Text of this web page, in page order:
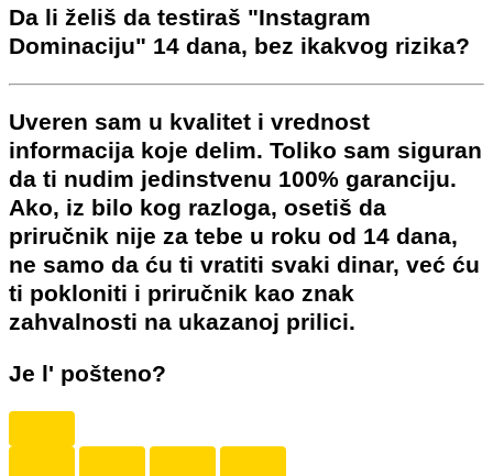
Da li želiš da testiraš "Instagram
Dominaciju" 14 dana, bez ikakvog rizika?
Uveren sam u kvalitet i vrednost
informacija koje delim. Toliko sam siguran
da ti nudim jedinstvenu 100% garanciju.
Ako, iz bilo kog razloga, osetiš da
priručnik nije za tebe u roku od 14 dana,
ne samo da ću ti vratiti svaki dinar, već ću
ti pokloniti i priručnik kao znak
zahvalnosti na ukazanoj prilici.
Je l' pošteno?